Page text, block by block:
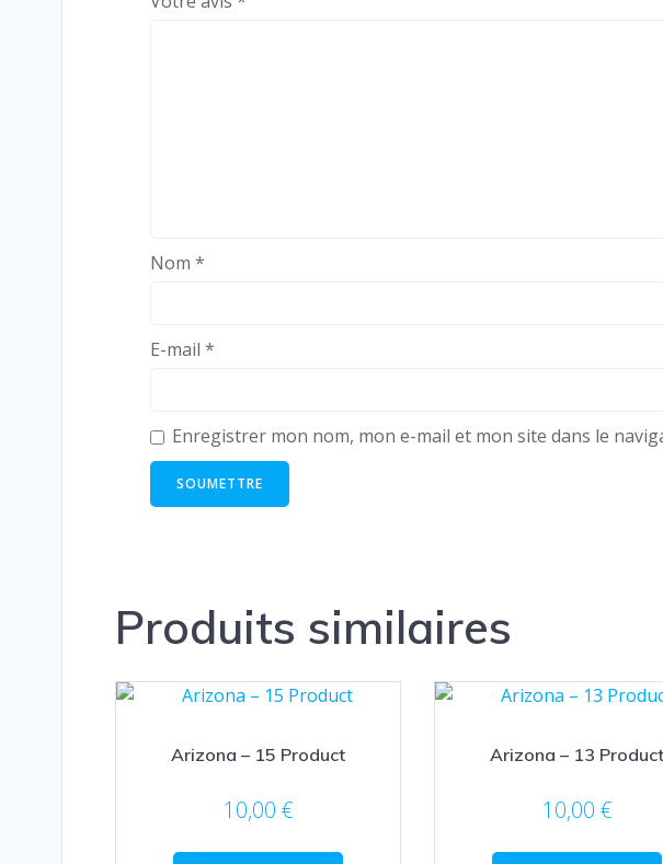
Nom *
E-mail *
Enregistrer mon nom, mon e-mail et mon site dans le
Produits similaires
Arizona – 15 Product
10,00 €
Arizona – 13 Product
10,00 €